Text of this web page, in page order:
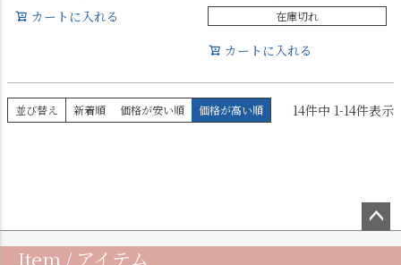
カートに入れる
在庫切れ
カートに入れる
並び替え 新着順 価格が安い順 価格が高い順 14件中 1-14件表示
Item / アイテム